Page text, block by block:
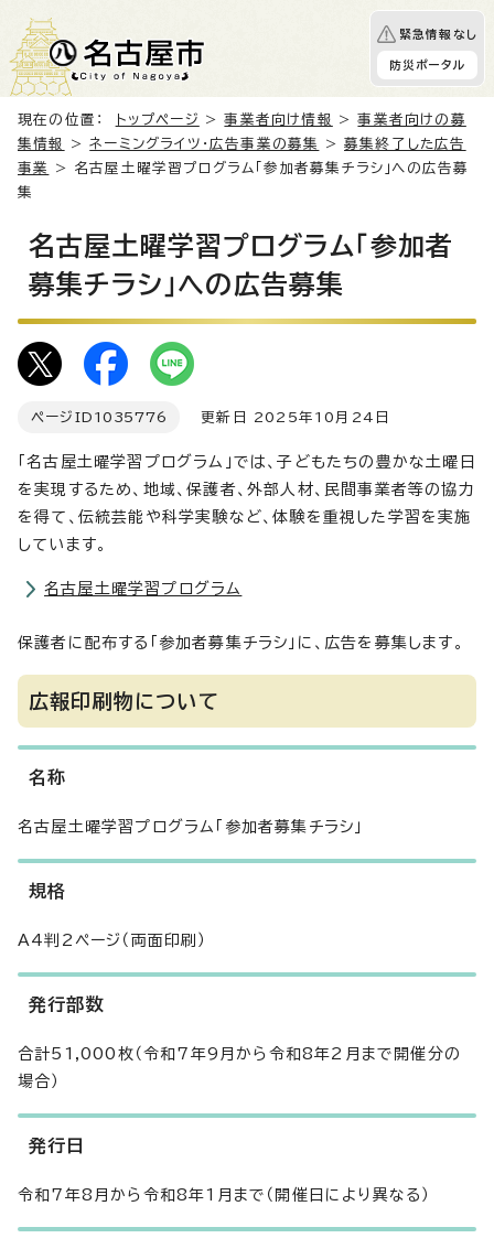
緊急情報なし
防災ポータル
現在の位置： トップページ >事業者向け情報 >事業者向けの募
集情報
>ネーミングライツ・広告事業の募集 >募集終了した広告
事業
> 名古屋土曜学習プログラム「参加者募集チラシ」への広告募
集
名古屋土曜学習プログラム「参加者
募集チラシ」への広告募集
ページID 1035776 更新日 2025年10月24日
「名古屋土曜学習プログラム」では、子どもたちの豊かな土曜日
を実現するため、地域、保護者、外部人材、民間事業者等の協力
を得て、伝統芸能や科学実験など、体験を重視した学習を実施
しています。
名古屋土曜学習プログラム
保護者に配布する「参加者募集チラシ」に、広告を募集します。
広報印刷物について
名称
名古屋土曜学習プログラム「参加者募集チラシ」
規格
A4判2ページ（両面印刷）
発行部数
合計51,000枚（令和7年9月から令和8年2月まで開催分の
場合）
発行日
令和7年8月から令和8年1月まで（開催日により異なる）